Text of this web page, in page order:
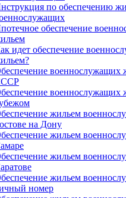
по обеспечению
обеспечение
идет обеспечение
военнослужащих
военнослужащих
жильем
на Дону
жильем
жильем
жильем
номер